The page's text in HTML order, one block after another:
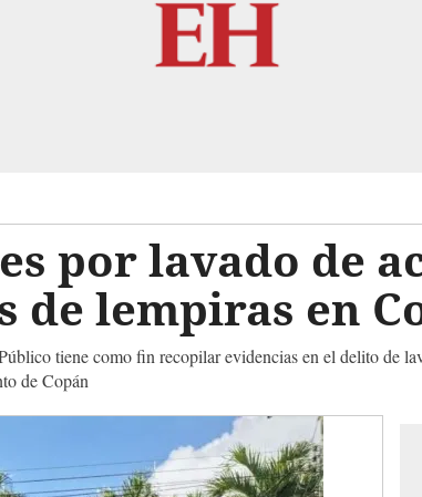
por lavado de
de lempiras en
tiene como fin recopilar evidencias en el delito de
de Copán